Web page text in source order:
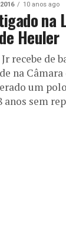
10 anos ago
na
Heuler
recebe de
na
um
anos sem